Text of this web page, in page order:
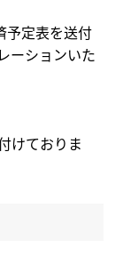
予定表を送付
ーションいた
けておりま